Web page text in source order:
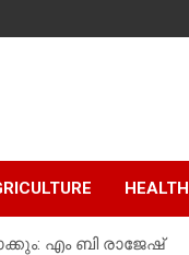
HEALTH
എം ബി രാജേഷ്